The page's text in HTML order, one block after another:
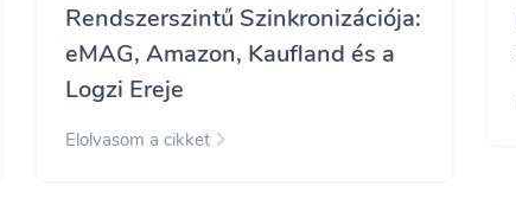
Rendszerszintű Szinkronizációja:
eMAG, Amazon, Kaufland és a
Logzi Ereje
Elolvasom a cikket